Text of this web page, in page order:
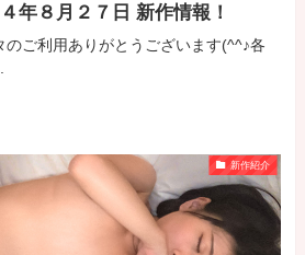
年８月２７日 新作情報！
のご利用ありがとうございます(^^♪各
新作紹介